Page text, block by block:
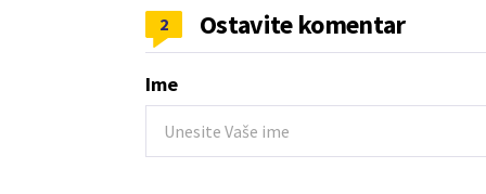
2 Ostavite komentar
Ime